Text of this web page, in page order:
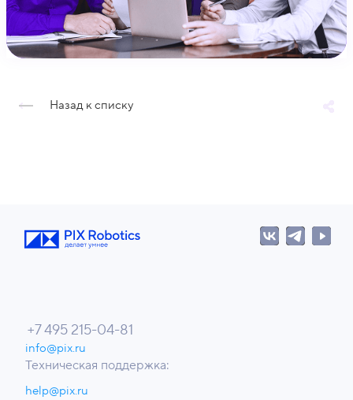
Назад к списку
+7 495 215-04-81
info@pix.ru
Техническая поддержка:
help@pix.ru